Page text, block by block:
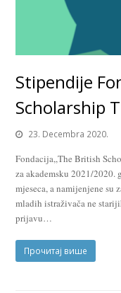
Stipendije
Scholarship
23. Decembra 2020.
Fondacija,,The British
za akademsku 2021/
mjeseca, a namijenjene su
mladih istraživača ne
prijavu…
Прочитај више